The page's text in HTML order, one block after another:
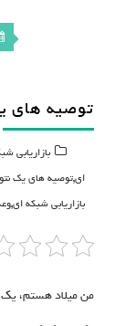
توصیه های
بازاریابی
ای,توصیه های یک
بازاریابی شبکه ای,
من میلاد هستم، یک